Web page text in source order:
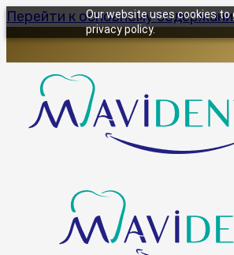
Our website uses cookies to
privacy policy.
Перейти к основному